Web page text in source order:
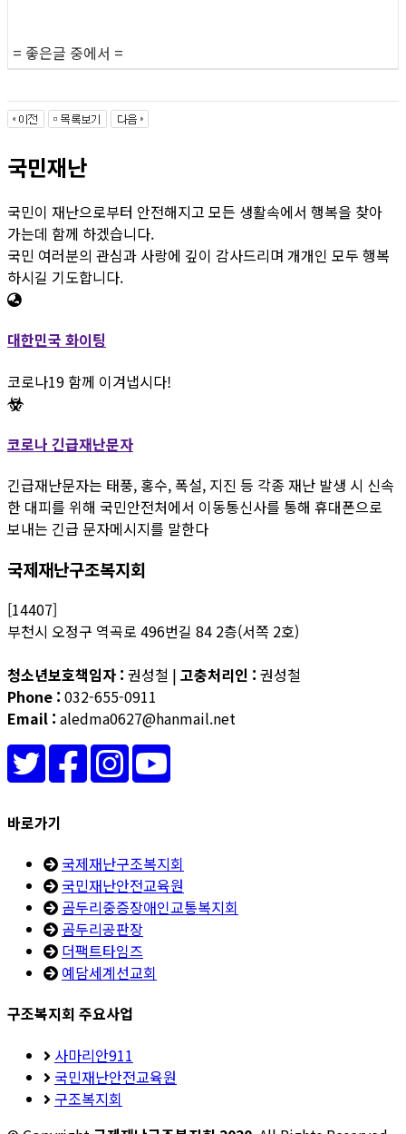
= 좋은글 중에서 =
국민재난
국민이 재난으로부터 안전해지고 모든 생활속에서 행복을 찾아
가는데 함께 하겠습니다.
국민 여러분의 관심과 사랑에 깊이 감사드리며 개개인 모두 행복
하시길 기도합니다.
대한민국 화이팅
코로나19 함께 이겨냅시다!
코로나 긴급재난문자
긴급재난문자는 태풍, 홍수, 폭설, 지진 등 각종 재난 발생 시 신속
한 대피를 위해 국민안전처에서 이동통신사를 통해 휴대폰으로
보내는 긴급 문자메시지를 말한다
국제재난구조복지회
[14407]
부천시 오정구 역곡로 496번길 84 2층(서쪽 2호)
청소년보호책임자 : 권성철 | 고충처리인 : 권성철
Phone : 032-655-0911
Email : aledma0627@hanmail.net
바로가기
국제재난구조복지회
국민재난안전교육원
곰두리중증장애인교통복지회
곰두리공판장
더팩트타임즈
예담세계선교회
구조복지회 주요사업
사마리안911
국민재난안전교육원
구조복지회